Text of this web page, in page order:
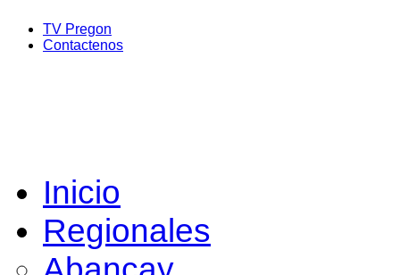
TV Pregon
Contactenos
Inicio
Regionales